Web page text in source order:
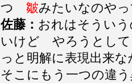
つ 皺みたいなのや
佐藤： おれはそうい
いけど やろうとし
っと明解に表現出
そこにもう一つの違